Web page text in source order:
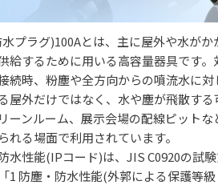
プラグ)100Aとは、主に屋外や水が
給するために用いる高容量器具です。
続時、粉塵や全方向からの噴流水に
屋外だけではなく、水や塵が飛散す
ーンルーム、展示会場の配線ピット
れる場面で利用されています。
水性能(IPコード)は、JIS C0920の試
1 防塵・防水性能(外郭による保護等